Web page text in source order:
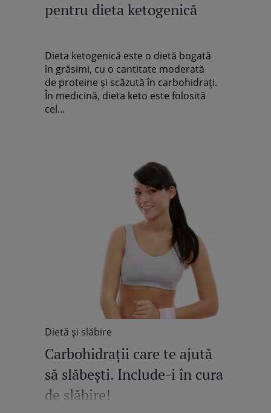
pentru dieta ketogenică
Dieta ketogenică este o dietă bogată
în grăsimi, cu o cantitate moderată
de proteine și scăzută în carbohidrați.
În medicină, dieta keto este folosită
cel...
Dietă şi slăbire
Carbohidraţii care te ajută
să slăbeşti. Include-i în cura
de slăbire!